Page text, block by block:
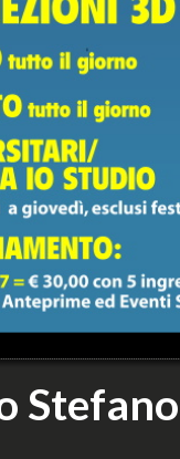
Stefano